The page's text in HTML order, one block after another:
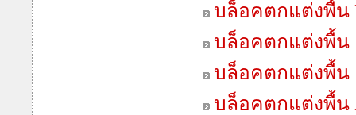
บล็อคตกแต่งพื้น
บล็อคตกแต่งพื้น
บล็อคตกแต่งพื้น
บล็อคตกแต่งพื้น